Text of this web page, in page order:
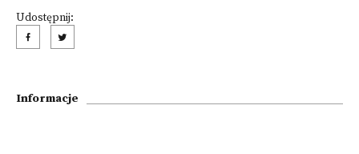
Udostępnij:
Informacje